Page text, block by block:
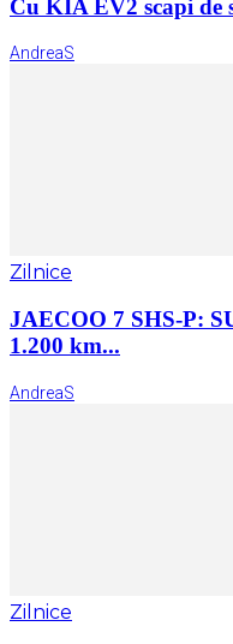
Cu KIA EV2 scapi de
AndreaS
Zilnice
JAECOO 7 SHS-P:
1.200 km...
AndreaS
Zilnice